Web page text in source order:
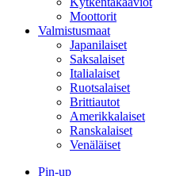
Moottorit
Valmistusmaat
Japanilaiset
Saksalaiset
Italialaiset
Ruotsalaiset
Brittiautot
Amerikkalaiset
Ranskalaiset
Venäläiset
Pin-up